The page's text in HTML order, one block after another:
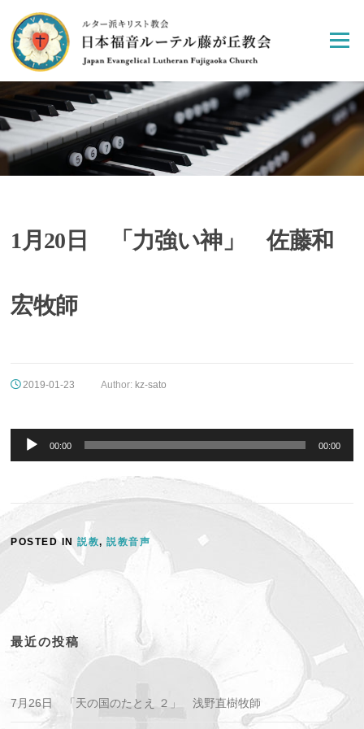
content
Menu
1月20日 「力強い神」 佐藤和
宏牧師
2019-01-23 Author: kz-sato
プ
ー
00:00 00:00
POSTED IN説教,説教音声
最近の投稿
7月26日 「天の国のたとえ ２」 浅野直樹牧師